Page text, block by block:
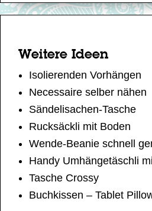
Weitere Ideen
Isolierenden Vorhängen
Necessaire selber nähen
Sändelisachen-Tasche
Rucksäckli mit Boden
Wende-Beanie schnell
Handy Umhängetäschli
Tasche Crossy
Buchkissen – Tablet